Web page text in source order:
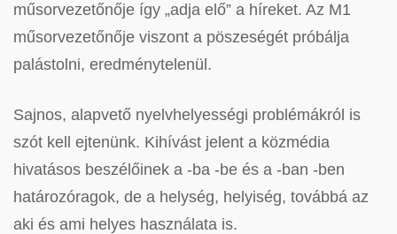
műsorvezetőnője így „adja elő” a híreket. Az M1
műsorvezetőnője viszont a pöszeségét próbálja
palástolni, eredménytelenül.
Sajnos, alapvető nyelvhelyességi problémákról is
szót kell ejtenünk. Kihívást jelent a közmédia
hivatásos beszélőinek a -ba -be és a -ban -ben
határozóragok, de a helység, helyiség, továbbá az
aki és ami helyes használata is.